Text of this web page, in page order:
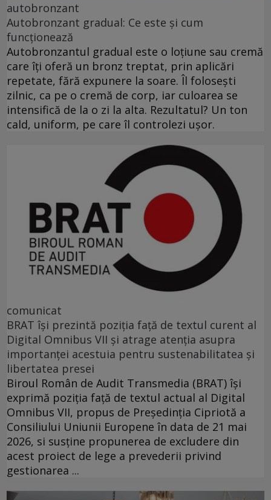
autobronzant
Autobronzant gradual: Ce este și cum
funcționează
Autobronzantul gradual este o loțiune sau cremă
care îți oferă un bronz treptat, prin aplicări
repetate, fără expunere la soare. Îl folosești
zilnic, ca pe o cremă de corp, iar culoarea se
intensifică de la o zi la alta. Rezultatul? Un ton
cald, uniform, pe care îl controlezi ușor.
comunicat
BRAT își prezintă poziția față de textul curent al
Digital Omnibus VII și atrage atenția asupra
importanței acestuia pentru sustenabilitatea și
libertatea presei
Biroul Român de Audit Transmedia (BRAT) își
exprimă poziția față de textul actual al Digital
Omnibus VII, propus de Președinția Cipriotă a
Consiliului Uniunii Europene în data de 21 mai
2026, si susține propunerea de excludere din
acest proiect de lege a prevederii privind
gestionarea ...